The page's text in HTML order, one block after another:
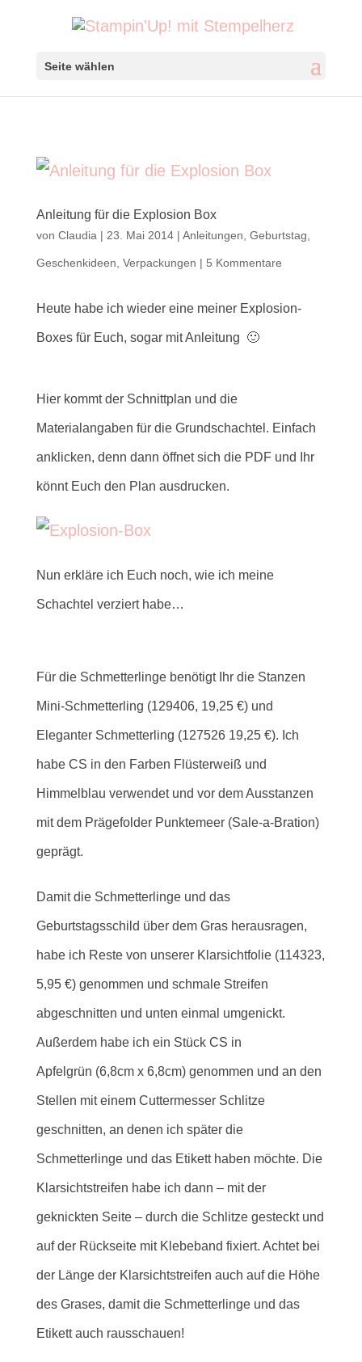
Seite wählen
Anleitung für die Explosion Box
von Claudia | 23. Mai 2014| Anleitungen Geburtstag
Geschenkideen Verpackungen | 5 Kommentare
Heute habe ich wieder eine meiner Explosion-
Boxes für Euch, sogar mit Anleitung 🙂
Hier kommt der Schnittplan und die
Materialangaben für die Grundschachtel. Einfach
anklicken, denn dann öffnet sich die PDF und Ihr
könnt Euch den Plan ausdrucken.
Nun erkläre ich Euch noch, wie ich meine
Schachtel verziert habe…
Für die Schmetterlinge benötigt Ihr die Stanzen
Mini-Schmetterling (129406, 19,25 €) und
Eleganter Schmetterling (127526 19,25 €). Ich
habe CS in den Farben Flüsterweiß und
Himmelblau verwendet und vor dem Ausstanzen
mit dem Prägefolder Punktemeer (Sale-a-Bration)
geprägt.
Damit die Schmetterlinge und das
Geburtstagsschild über dem Gras herausragen,
habe ich Reste von unserer Klarsichtfolie (114323,
5,95 €) genommen und schmale Streifen
abgeschnitten und unten einmal umgenickt.
Außerdem habe ich ein Stück CS in
Apfelgrün (6,8cm x 6,8cm) genommen und an den
Stellen mit einem Cuttermesser Schlitze
geschnitten, an denen ich später die
Schmetterlinge und das Etikett haben möchte. Die
Klarsichtstreifen habe ich dann – mit der
geknickten Seite – durch die Schlitze gesteckt und
auf der Rückseite mit Klebeband fixiert. Achtet bei
der Länge der Klarsichtstreifen auch auf die Höhe
des Grases, damit die Schmetterlinge und das
Etikett auch rausschauen!